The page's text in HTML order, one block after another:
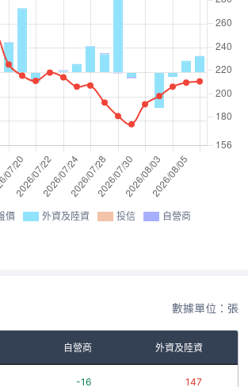
價 外資及陸資 投信 自營商
數據單位：張
自營商 外資及陸資
-16 147